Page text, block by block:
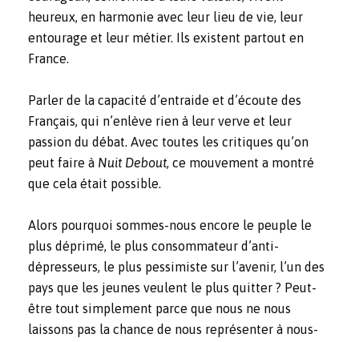
heureux, en harmonie avec leur lieu de vie, leur
entourage et leur métier. Ils existent partout en
France.
Parler de la capacité d’entraide et d’écoute des
Français, qui n’enlève rien à leur verve et leur
passion du débat. Avec toutes les critiques qu’on
peut faire à Nuit Debout, ce mouvement a montré
que cela était possible.
Alors pourquoi sommes-nous encore le peuple le
plus déprimé, le plus consommateur d’anti-
dépresseurs, le plus pessimiste sur l’avenir, l’un des
pays que les jeunes veulent le plus quitter ? Peut-
être tout simplement parce que nous ne nous
laissons pas la chance de nous représenter à nous-